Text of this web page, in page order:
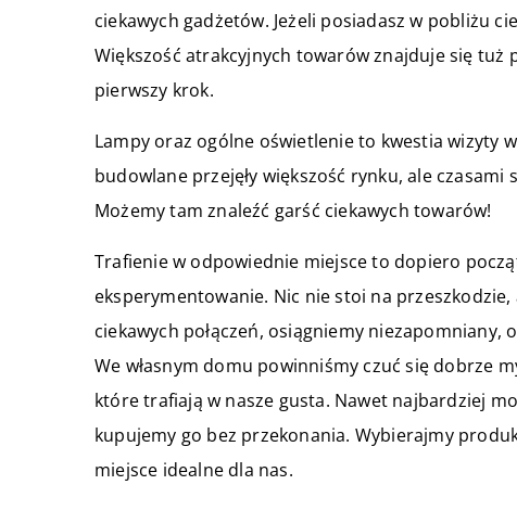
ciekawych gadżetów. Jeżeli posiadasz w pobliżu
Większość atrakcyjnych towarów znajduje się tuż
pierwszy krok.
Lampy oraz ogólne oświetlenie to kwestia wizyty
budowlane przejęły większość rynku, ale
Możemy tam znaleźć garść ciekawych towarów!
Trafienie w odpowiednie miejsce to dopiero
eksperymentowanie. Nic nie stoi na przeszkodzie,
ciekawych połączeń, osiągniemy niezapomniany,
We własnym domu powinniśmy czuć się dobrze
które trafiają w nasze gusta. Nawet najbardziej
kupujemy go bez przekonania. Wybierajmy
miejsce idealne dla nas.